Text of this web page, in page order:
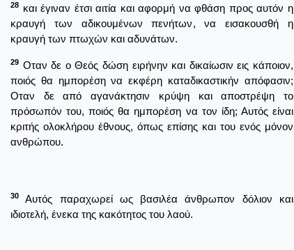
28 και έγιναν έτσι αιτία και αφορμή να φθάση προς αυτόν η
κραυγή των αδικουμένων πενήτων, να εισακουσθή η
κραυγή των πτωχών και αδυνάτων.
29 Οταν δε ο Θεός δώση ειρήνην και δικαίωσιν εις κάποιον,
ποιός θα ημπορέση να εκφέρη καταδικαστικήν απόφασιν;
Οταν δε από αγανάκτησιν κρύψη και αποστρέψη το
πρόσωπόν του, ποιός θα ημπορέση να τον ίδη; Αυτός είναι
κριτής ολοκλήρου έθνους, όπως επίσης και του ενός μόνον
ανθρώπου.
30
Αυτός παραχωρεί ως βασιλέα άνθρωπον δόλιον και
ιδιοτελή, ένεκα της κακότητος του λαού.